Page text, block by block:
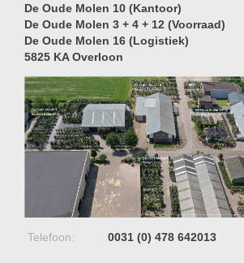
De Oude Molen 10 (Kantoor)
De Oude Molen 3 + 4 + 12 (Voorraad)
De Oude Molen 16 (Logistiek)
5825 KA Overloon
Telefoon: 0031 (0) 478 642013